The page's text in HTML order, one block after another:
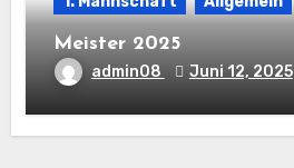
Meister 2025
admin08 Juni 12, 2025